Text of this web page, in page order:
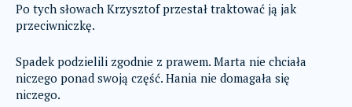
Po tych słowach Krzysztof przestał traktować ją jak
przeciwniczkę.
Spadek podzielili zgodnie z prawem. Marta nie chciała
niczego ponad swoją część. Hania nie domagała się
niczego.